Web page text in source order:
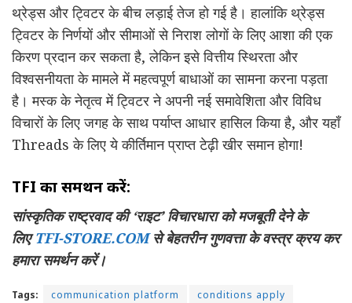
थ्रेड्स और ट्विटर के बीच लड़ाई तेज हो गई है। हालांकि थ्रेड्स
ट्विटर के निर्णयों और सीमाओं से निराश लोगों के लिए आशा की एक
किरण प्रदान कर सकता है, लेकिन इसे वित्तीय स्थिरता और
विश्वसनीयता के मामले में महत्वपूर्ण बाधाओं का सामना करना पड़ता
है। मस्क के नेतृत्व में ट्विटर ने अपनी नई समावेशिता और विविध
विचारों के लिए जगह के साथ पर्याप्त आधार हासिल किया है, और यहाँ
Threads के लिए ये कीर्तिमान प्राप्त टेढ़ी खीर समान होगा!
TFI का समर्थन करें:
सांस्कृतिक राष्ट्रवाद की ‘राइट’ विचारधारा को मजबूती देने के
लिएTFI-STORE.COMसे बेहतरीन गुणवत्ता के वस्त्र क्रय कर
हमारा समर्थन करें।
Tags: communication platform
conditions apply